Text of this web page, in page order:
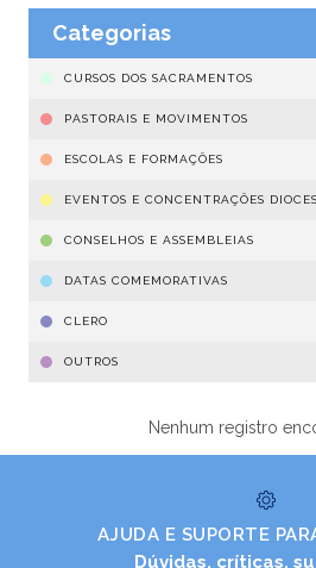
Categorias
CURSOS DOS SACRAMENTOS
PASTORAIS E MOVIMENTOS
ESCOLAS E FORMAÇÕES
EVENTOS E CONCENTRAÇÕES
CONSELHOS E ASSEMBLEIAS
DATAS COMEMORATIVAS
CLERO
OUTROS
Nenhum registro
AJUDA E SUPORTE
Dúvidas, críticas,